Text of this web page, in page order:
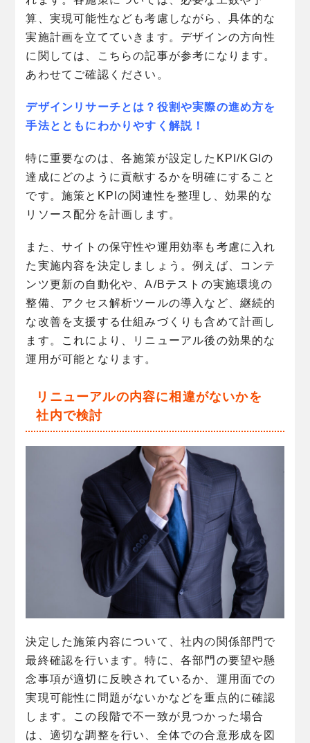
算、実現可能性なども考慮しながら、具体的な
実施計画を立てていきます。デザインの方向性
に関しては、こちらの記事が参考になります。
あわせてご確認ください。
デザインリサーチとは？役割や実際の進め方を
手法とともにわかりやすく解説！
特に重要なのは、各施策が設定したKPI/KGIの
達成にどのように貢献するかを明確にすること
です。施策とKPIの関連性を整理し、効果的な
リソース配分を計画します。
また、サイトの保守性や運用効率も考慮に入れ
た実施内容を決定しましょう。例えば、コンテ
ンツ更新の自動化や、A/Bテストの実施環境の
整備、アクセス解析ツールの導入など、継続的
な改善を支援する仕組みづくりも含めて計画し
ます。これにより、リニューアル後の効果的な
運用が可能となります。
リニューアルの内容に相違がないかを
社内で検討
決定した施策内容について、社内の関係部門で
最終確認を行います。特に、各部門の要望や懸
念事項が適切に反映されているか、運用面での
実現可能性に問題がないかなどを重点的に確認
します。この段階で不一致が見つかった場合
は、適切な調整を行い、全体での合意形成を図